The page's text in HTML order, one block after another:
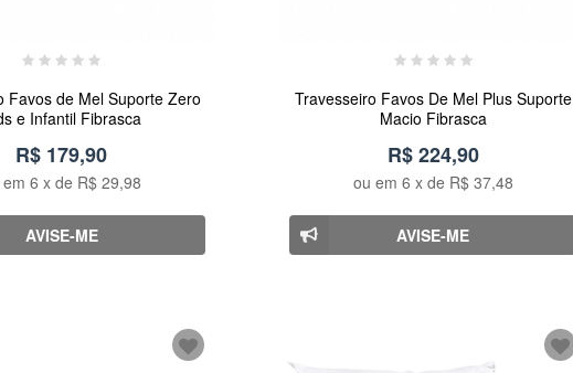
Favos de Mel Suporte Zero
e Infantil Fibrasca
R$ 179,90
6 x de R$ 29,98
AVISE-ME
Travesseiro Favos De Mel Plus Suporte
Macio Fibrasca
R$ 224,90
ou em 6 x de R$ 37,48
AVISE-ME